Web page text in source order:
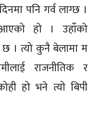
पनि गर्व लाग्छ ।
हो । उहाँको
छ । त्यो कुनै बेलामा म
राजनीतिक र
हो भने त्यो बिपी